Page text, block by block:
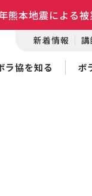
熊本地震による
新着情報
ラ協を知る ボ